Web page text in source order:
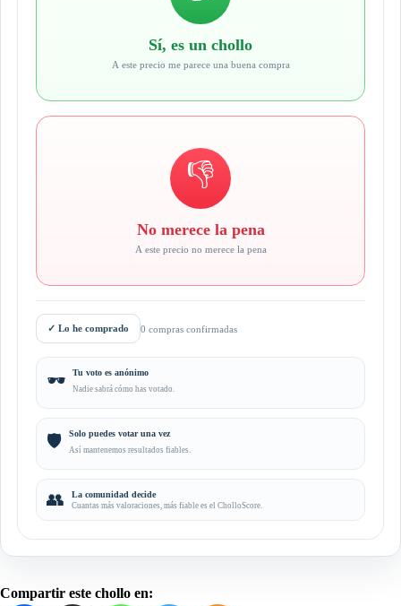
Sí, es un chollo
A este precio me parece una buena compra
👎
No merece la pena
A este precio no merece la pena
✓ Lo he comprado 0 compras confirmadas
🕶️ Tu voto es anónimo
Nadie sabrá cómo has votado.
🛡️ Solo puedes votar una vez
Así mantenemos resultados fiables.
👥 La comunidad decide
Cuantas más valoraciones, más fiable es el CholloScore.
Compartir este chollo en: